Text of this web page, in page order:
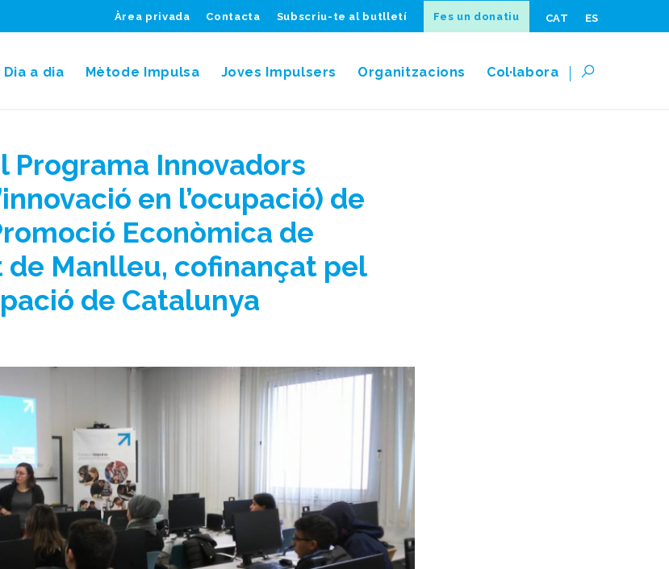
Àrea privada Contacta Subscriu-te al butlletí Fes un donatiu CAT ES
Dia a dia Mètode Impulsa Joves Impulsers Organitzacions Col·labora
Programa Innovadors
en l’ocupació) de
Econòmica de
de Manlleu, cofinançat pel
de Catalunya